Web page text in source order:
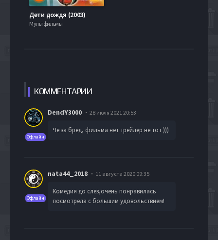
Дети дождя (2003)
Мультфильмы
КОММЕНТАРИИ
Офлайн
DendY3000 28 июля 2021 20:53
Чё за бред, фильма нет трейлер не тот )))
Офлайн
nata44_2018 11 августа 2020 09:35
Комедия до слез,очень понравилась
посмотрела с большим удовольствием!